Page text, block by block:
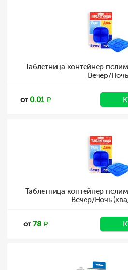
Таблетница контейнер
Вечер/Ночь
от 0.01
Таблетница контейнер
Вечер/Ночь
от78